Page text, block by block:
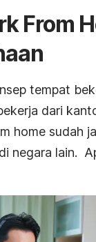
From
tempat
dari
home sudah
negara lain.